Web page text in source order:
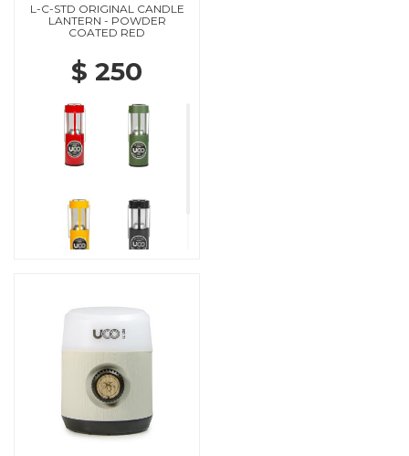
L-C-STD ORIGINAL CANDLE
LANTERN - POWDER
COATED RED
$ 250